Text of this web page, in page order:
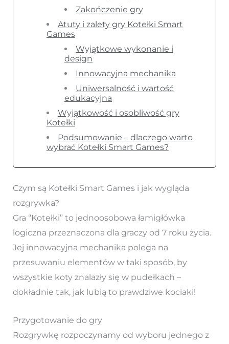
Zakończenie gry
Atuty i zalety gry Kotełki Smart
Games
Wyjątkowe wykonanie i
design
Innowacyjna mechanika
Uniwersalność i wartość
edukacyjna
Wyjątkowość i osobliwość gry
Kotełki
Podsumowanie – dlaczego warto
wybrać Kotełki Smart Games?
Czym są Kotełki Smart Games i jak wygląda
rozgrywka?
Gra “Kotełki” to jednoosobowa łamigłówka
logiczna przeznaczona dla graczy od 7 roku życia.
Jej innowacyjna mechanika polega na
przesuwaniu elementów w taki sposób, by
wszystkie koty znalazły się w pudełkach –
dokładnie tak, jak lubią to prawdziwe kociaki!
Przygotowanie do gry
Rozgrywkę rozpoczynamy od wyboru jednego z